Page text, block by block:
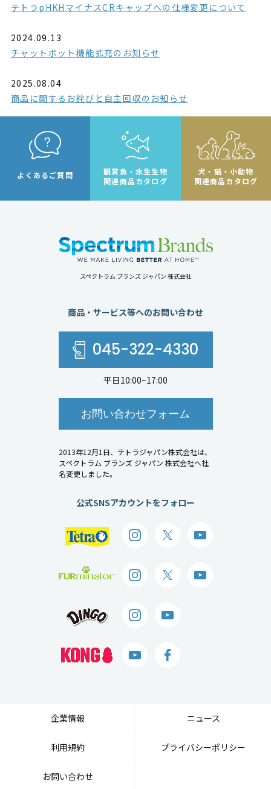
テトラpHKHマイナスCRキャップへの仕様変更について
2024.09.13
チャットボット機能拡充のお知らせ
2025.08.04
商品に関するお詫びと自主回収のお知らせ
よくあるご質問
観賞魚・水生生物
関連商品カタログ
犬・猫・小動物
関連商品カタログ
スペクトラム ブランズ ジャパン 株式会社
商品・サービス等へのお問い合わせ
045-322-4330
平日10:00~17:00
お問い合わせフォーム
2013年12月1日、テトラジャパン株式会社は、
スペクトラム ブランズ ジャパン 株式会社へ社
名変更しました。
公式SNSアカウントをフォロー
企業情報 ニュース
利用規約 プライバシーポリシー
お問い合わせ